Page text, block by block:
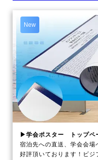
New
▶学会ポスター トップペ
宿泊先への直送、学会会場
好評頂いております！ビジ